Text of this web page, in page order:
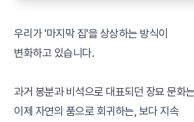
우리가 '마지막 집'을 상상하는 방식이
변화하고 있습니다.
과거 봉분과 비석으로 대표되던 장묘 문화는
이제 자연의 품으로 회귀하는, 보다 지속